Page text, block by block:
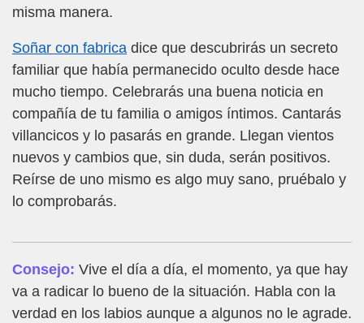
misma manera.
Soñar con fabrica dice que descubrirás un secreto
familiar que había permanecido oculto desde hace
mucho tiempo. Celebrarás una buena noticia en
compañía de tu familia o amigos íntimos. Cantarás
villancicos y lo pasarás en grande. Llegan vientos
nuevos y cambios que, sin duda, serán positivos.
Reírse de uno mismo es algo muy sano, pruébalo y
lo comprobarás.
Consejo: Vive el día a día, el momento, ya que hay
va a radicar lo bueno de la situación. Habla con la
verdad en los labios aunque a algunos no le agrade.